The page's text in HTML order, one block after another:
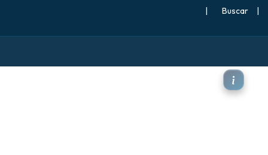
| |